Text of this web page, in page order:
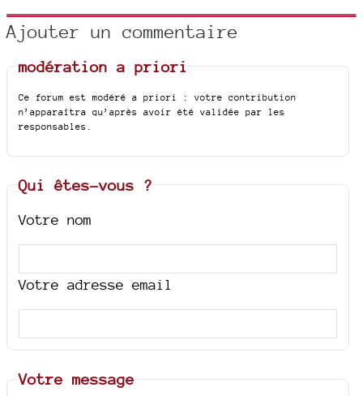
Ajouter un commentaire
modération a priori
Ce forum est modéré a priori : votre contribution
n’apparaîtra qu’après avoir été validée par les
responsables.
Qui êtes-vous ?
Votre nom
Votre adresse email
Votre message